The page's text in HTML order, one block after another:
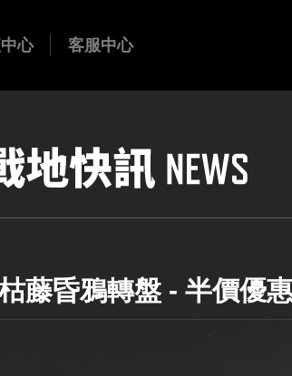
心 客服中心
藤昏鴉轉盤 - 半價優